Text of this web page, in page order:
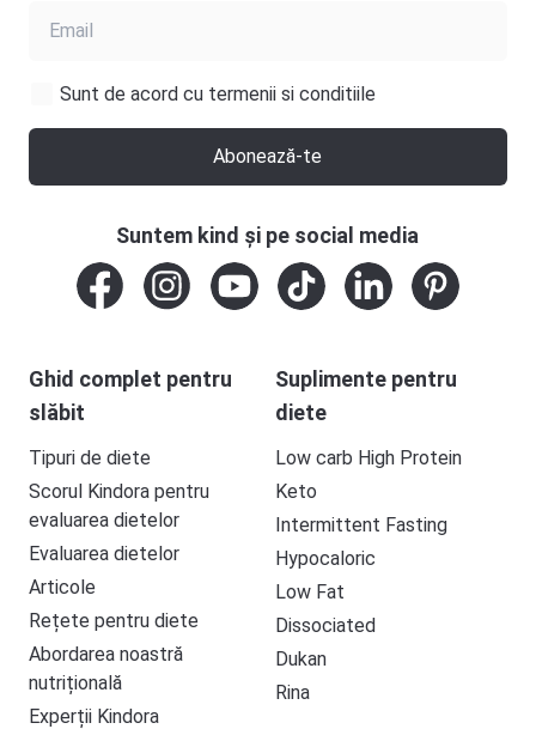
Sunt de acord cu termenii si conditiile
Abonează-te
Ghid complet pentru
slăbit
Tipuri de diete
Scorul Kindora pentru
evaluarea dietelor
Evaluarea dietelor
Articole
Rețete pentru diete
Abordarea noastră
nutrițională
Experții Kindora
Suplimente pentru
diete
Low carb High Protein
Keto
Intermittent Fasting
Hypocaloric
Low Fat
Dissociated
Dukan
Rina
Suntem kind și pe social media